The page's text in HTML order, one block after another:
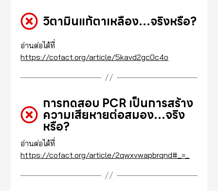
วิตามินแก้ตาเหลือง…จริงหรือ?
อ่านต่อได้ที่
https://cofact.org/article/5kavd2gc0c4o
การทดสอบ PCR เป็นการสร้าง
ความเสียหายต่อสมอง…จริง
หรือ?
อ่านต่อได้ที่
https://cofact.org/article/2qwxvwapbrqnd#_=_